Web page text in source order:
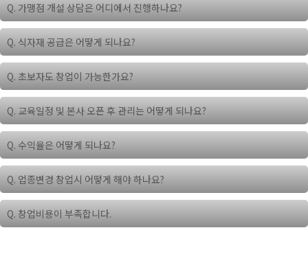
Q. 가맹점 개설 상담은 어디에서 진행하나요?
A. 간이역 창업과 관련하여 궁금하신 사항은 온/오프라인 어디서든 상담이
가능합니다.
창업지원번:호 1800-9099
창업문의 직통문자: 간이역 홈페이지
전국 18개 관할 지사 번호로 직접 지역적 상권 문의가능
Q. 식자재 공급은 어떻게 되나요?
A. 홈페이지내 개점절차를 참고하시기 바랍니다.
Q. 초보자도 창업이 가능한가요?
A. 네, 가능하십니다.
경험도 중요하지만 예비 창업자님의 배우시고자 하는 열정과 확신이 더 중
요합니다.
또한 조리와 서비스 모두 본사에서 제공하는 매뉴얼과 현장 교육을 이수하
신다면 운영에 두려움도 없어지실 겁니다.
Q. 교육일정 및 본사 오픈 후 관리는 어떻게 되나요?
A. [교육] 계약 완료 후 관리지역(지사 별 상이) 교육지점 또는 직영점에서
조리교육이 진행됩니다.
[오픈후] 지사방문, 본사순회점검, 유선을 통해 매장을 지속적으로 관리합
니다.
Q. 수익율은 어떻게 되나요?
A. 본사 물류 제공하는 안주류 제품의 경우 점포 원가비율 40% 내외 기준
으로 판매가가 산정됩니다.(일부 간단 안주 제외)
또한 주점의 특성상 주류 매출이 상승할수록 점주님의 수익율은 점점 좋아
지게 됩니다.
매장 환경에 따라서 달라질 수 있습니다.
Q. 업종변경 창업시 어떻게 해야 하나요?
A. 기존 영업 표지 및 간이역 브랜드에 맞지 않는 시설, 설비, 집기 등의 철거
후 간이역 간판 본사규정에 맞는 인테리어를 진행하는 것을 원칙으로 합니
다.
Q. 창업비용이 부족합니다.